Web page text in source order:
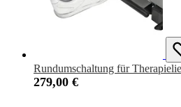
Rundumschaltung für
279,00 €